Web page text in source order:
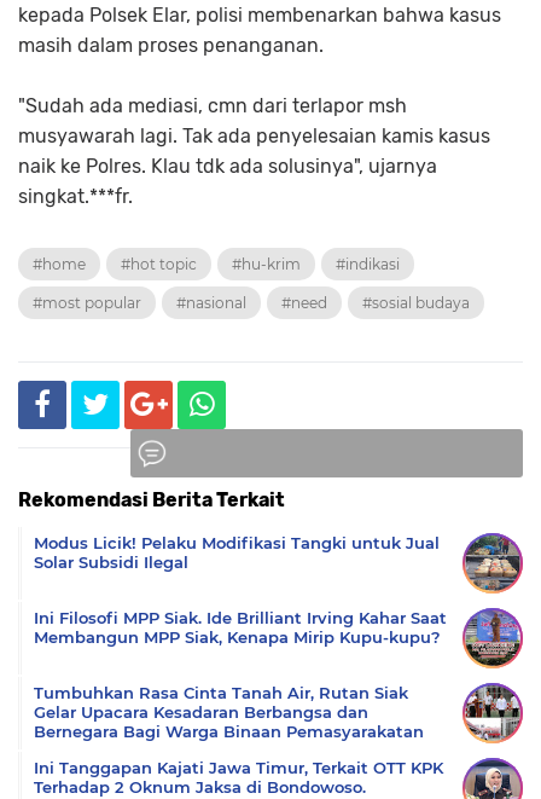
kepada Polsek Elar, polisi membenarkan bahwa kasus
masih dalam proses penanganan.
"Sudah ada mediasi, cmn dari terlapor msh
musyawarah lagi. Tak ada penyelesaian kamis kasus
naik ke Polres. Klau tdk ada solusinya", ujarnya
singkat.***fr.
#home #hot topic #hu-krim #indikasi
#most popular #nasional #need #sosial budaya
Rekomendasi Berita Terkait
Modus Licik! Pelaku Modifikasi Tangki untuk Jual
Solar Subsidi Ilegal
Ini Filosofi MPP Siak. Ide Brilliant Irving Kahar Saat
Membangun MPP Siak, Kenapa Mirip Kupu-kupu?
Tumbuhkan Rasa Cinta Tanah Air, Rutan Siak
Gelar Upacara Kesadaran Berbangsa dan
Bernegara Bagi Warga Binaan Pemasyarakatan
Ini Tanggapan Kajati Jawa Timur, Terkait OTT KPK
Terhadap 2 Oknum Jaksa di Bondowoso.